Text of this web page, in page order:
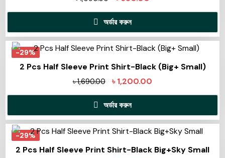
অর্ডার করুন
-29%
2 Pcs Half Sleeve Print Shirt-Black (Big+ Small)
৳1,690.00 ৳1,200.00
অর্ডার করুন
-29%
2 Pcs Half Sleeve Print Shirt-Black Big+Sky Small